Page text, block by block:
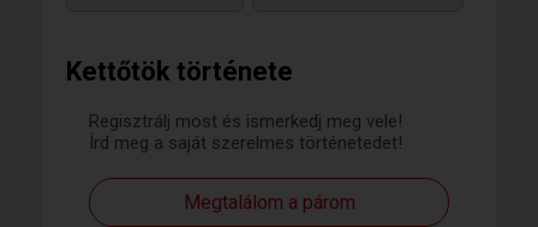
Kettőtök története
Regisztrálj most és ismerkedj meg vele!
Írd meg a saját szerelmes történetedet!
Megtalálom a párom